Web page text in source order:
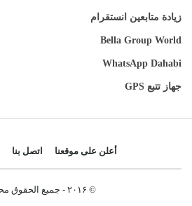
زيادة متابعين انستقرام
Bella Group World
WhatsApp Dahabi
جهاز تتبع GPS
أعلن على موقعنا اتصل بنا
© ۲۰۱۶ - جميع الحقوق محفوظة.